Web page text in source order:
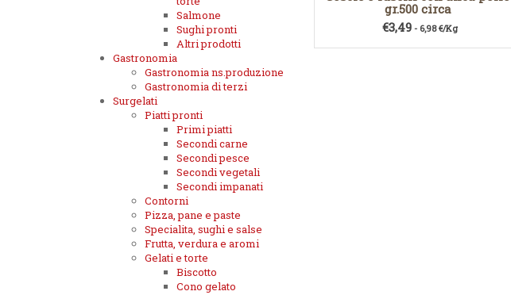
gr.500 circa
€3,49- 6,98 €/Kg
Salmone
Sughi pronti
Altri prodotti
Gastronomia
Gastronomia ns.produzione
Gastronomia di terzi
Surgelati
Piatti pronti
Primi piatti
Secondi carne
Secondi pesce
Secondi vegetali
Secondi impanati
Contorni
Pizza, pane e paste
Specialita, sughi e salse
Frutta, verdura e aromi
Gelati e torte
Biscotto
Cono gelato